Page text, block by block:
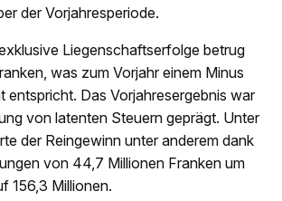
der Vorjahresperiode.
Liegenschaftserfolge betrug
was zum Vorjahr einem Minus
entspricht. Das Vorjahresergebnis war
von latenten Steuern geprägt. Unter
der Reingewinn unter anderem dank
von 44,7 Millionen Franken um
156,3 Millionen.